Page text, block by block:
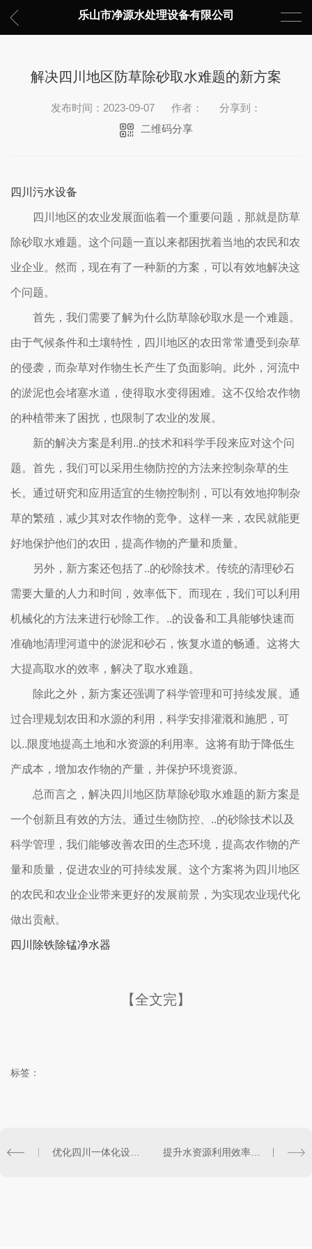
乐山市净源水处理设备有限公司
解决四川地区防草除砂取水难题的新方案
发布时间：2023-09-07 作者：
分享到：
二维码分享
四川污水设备
四川地区的农业发展面临着一个重要问题，那就是防草
除砂取水难题。这个问题一直以来都困扰着当地的农民和农
业企业。然而，现在有了一种新的方案，可以有效地解决这
个问题。
首先，我们需要了解为什么防草除砂取水是一个难题。
由于气候条件和土壤特性，四川地区的农田常常遭受到杂草
的侵袭，而杂草对作物生长产生了负面影响。此外，河流中
的淤泥也会堵塞水道，使得取水变得困难。这不仅给农作物
的种植带来了困扰，也限制了农业的发展。
新的解决方案是利用..的技术和科学手段来应对这个问
题。首先，我们可以采用生物防控的方法来控制杂草的生
长。通过研究和应用适宜的生物控制剂，可以有效地抑制杂
草的繁殖，减少其对农作物的竞争。这样一来，农民就能更
好地保护他们的农田，提高作物的产量和质量。
另外，新方案还包括了..的砂除技术。传统的清理砂石
需要大量的人力和时间，效率低下。而现在，我们可以利用
机械化的方法来进行砂除工作。..的设备和工具能够快速而
准确地清理河道中的淤泥和砂石，恢复水道的畅通。这将大
大提高取水的效率，解决了取水难题。
除此之外，新方案还强调了科学管理和可持续发展。通
过合理规划农田和水源的利用，科学安排灌溉和施肥，可
以..限度地提高土地和水资源的利用率。这将有助于降低生
产成本，增加农作物的产量，并保护环境资源。
总而言之，解决四川地区防草除砂取水难题的新方案是
一个创新且有效的方法。通过生物防控、..的砂除技术以及
科学管理，我们能够改善农田的生态环境，提高农作物的产
量和质量，促进农业的可持续发展。这个方案将为四川地区
的农民和农业企业带来更好的发展前景，为实现农业现代化
做出贡献。
四川除铁除锰净水器
【全文完】
标签：